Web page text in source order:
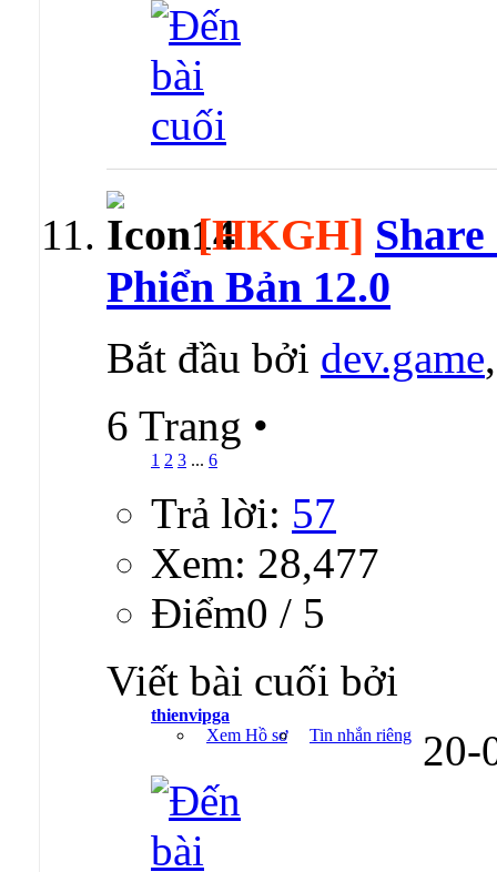
[HKGH]
Phiển Bản 12.0
Bắt đầu bởi dev.game
6 Trang •
1 2 3 ... 6
Trả lời: 57
Xem: 28,477
Ðiểm0 / 5
Viết bài cuối bởi
thienvipga
Xem Hồ sơ
Tin nhắn riêng 20-